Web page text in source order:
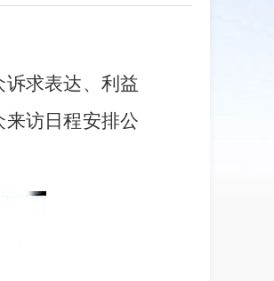
诉求表达、利益
来访日程安排公